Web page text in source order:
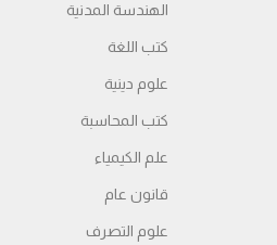
الهندسة المدنية
كتب اللغة
علوم دينية
كتب المحاسبة
علم الكيمياء
قانون عام
علوم التصرف